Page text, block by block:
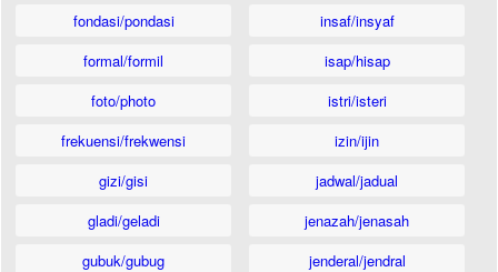
fondasi/pondasi
formal/formil
foto/photo
frekuensi/frekwensi
gizi/gisi
gladi/geladi
gubuk/gubug
insaf/insyaf
isap/hisap
istri/isteri
izin/ijin
jadwal/jadual
jenazah/jenasah
jenderal/jendral